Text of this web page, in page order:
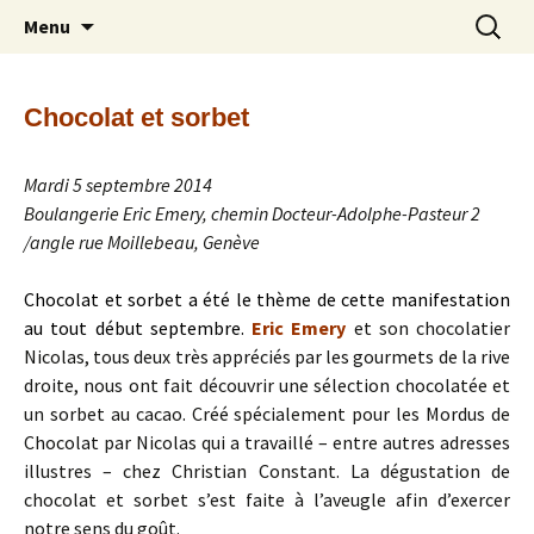
Les Mordus de Chocolat
Découverte et partage du chocolat –
Amateurs de chocolat
Menu
Chocolat et sorbet
Mardi 5 septembre 2014
Boulangerie Eric Emery, chemin Docteur-Adolphe-Pasteur 2
/angle rue Moillebeau, Genève
Chocolat et sorbet a été le thème de cette manifestation
au tout début septembre. Eric Emery et son chocolatier
Nicolas, tous deux très appréciés par les gourmets de la rive
droite, nous ont fait découvrir une sélection chocolatée et
un sorbet au cacao. Créé spécialement pour les Mordus de
Chocolat par Nicolas qui a travaillé – entre autres adresses
illustres – chez Christian Constant. La dégustation de
chocolat et sorbet s’est faite à l’aveugle afin d’exercer
notre sens du goût.